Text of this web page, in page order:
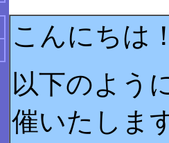
こんにちは
以下のよう
催いたしま